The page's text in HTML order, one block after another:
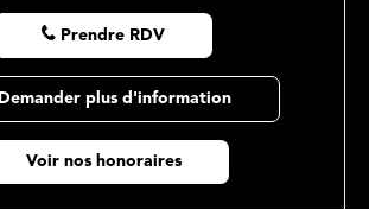
Prendre RDV
Demander plus d'information
Voir nos honoraires